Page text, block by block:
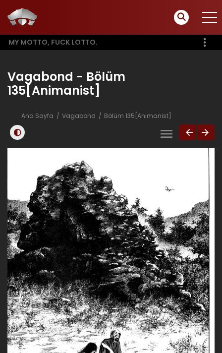
MY MOTTO, FUCK LOTTO.
Vagabond - Bölüm
135[Animanist]
Ana Sayfa Vagabond Bölüm 135[Animanist]